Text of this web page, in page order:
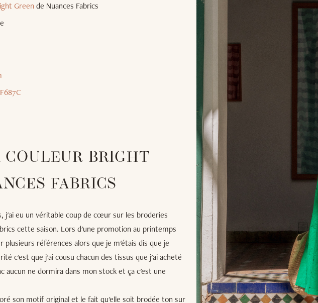
Green de Nuances Fabrics
COULEUR BRIGHT
FABRICS
j'ai eu un véritable coup de cœur sur les broderies
cette saison. Lors d'une promotion au printemps
références alors que je m'étais dis que je
c'est que j'ai cousu chacun des tissus que j'ai acheté
aucun ne dormira dans mon stock et ça c'est une
son motif original et le fait qu'elle soit brodée ton sur